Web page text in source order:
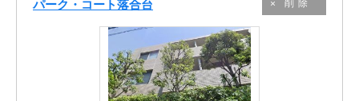
パーク・コート落合台 削除